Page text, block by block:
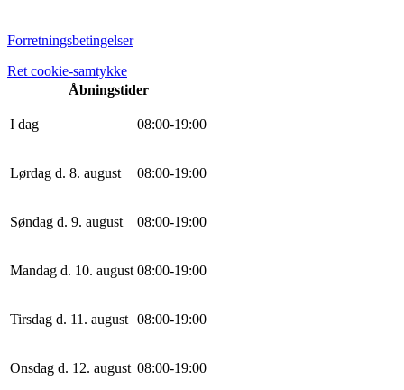
Forretningsbetingelser
Ret cookie-samtykke
Åbningstider
I dag 08:00-19:00
Lørdag d. 8. august 08:00-19:00
Søndag d. 9. august 08:00-19:00
Mandag d. 10. august 08:00-19:00
Tirsdag d. 11. august 08:00-19:00
Onsdag d. 12. august 08:00-19:00